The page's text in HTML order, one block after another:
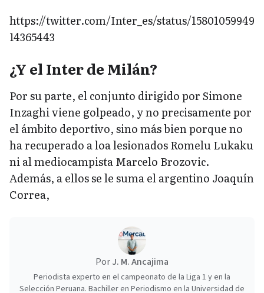
https://twitter.com/Inter_es/status/15801059949
14365443
¿Y el Inter de Milán?
Por su parte, el conjunto dirigido por Simone
Inzaghi viene golpeado, y no precisamente por
el ámbito deportivo, sino más bien porque no
ha recuperado a loa lesionados Romelu Lukaku
ni al mediocampista Marcelo Brozovic.
Además, a ellos se le suma el argentino Joaquín
Correa,
PorJ. M. Ancajima
Periodista experto en el campeonato de la Liga 1 y en la
Selección Peruana. Bachiller en Periodismo en la Universidad de